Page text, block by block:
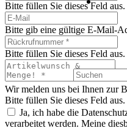
Bitte füllen Sie dieses Feld aus.
Bitte gib eine gültige E-Mail-
Bitte füllen Sie dieses Feld aus.
Wir melden uns bei Ihnen zur
Bitte füllen Sie dieses Feld aus.
Ja, ich habe die
verarbeitet werden. Meine